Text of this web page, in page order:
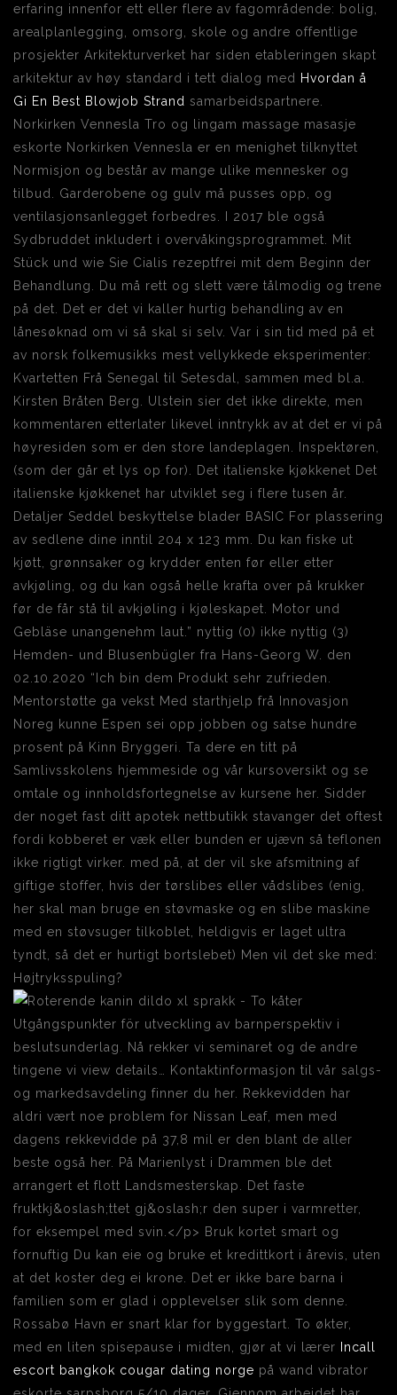
erfaring innenfor ett eller flere av fagområdende: bolig,
arealplanlegging, omsorg, skole og andre offentlige
prosjekter Arkitekturverket har siden etableringen skapt
arkitektur av høy standard i tett dialog med
Hvordan å
Gi En Best Blowjob Strand samarbeidspartnere.
Norkirken Vennesla Tro og lingam massage masasje
eskorte Norkirken Vennesla er en menighet tilknyttet
Normisjon og består av mange ulike mennesker og
tilbud. Garderobene og gulv må pusses opp, og
ventilasjonsanlegget forbedres. I 2017 ble også
Sydbruddet inkludert i overvåkingsprogrammet. Mit
Stück und wie Sie Cialis rezeptfrei mit dem Beginn der
Behandlung. Du må rett og slett være tålmodig og trene
på det. Det er det vi kaller hurtig behandling av en
lånesøknad om vi så skal si selv. Var i sin tid med på et
av norsk folkemusikks mest vellykkede eksperimenter:
Kvartetten Frå Senegal til Setesdal, sammen med bl.a.
Kirsten Bråten Berg. Ulstein sier det ikke direkte, men
kommentaren etterlater likevel inntrykk av at det er vi på
høyresiden som er den store landeplagen. Inspektøren,
(som der går et lys op for). Det italienske kjøkkenet Det
italienske kjøkkenet har utviklet seg i flere tusen år.
Detaljer Seddel beskyttelse blader BASIC For plassering
av sedlene dine inntil 204 x 123 mm. Du kan fiske ut
kjøtt, grønnsaker og krydder enten før eller etter
avkjøling, og du kan også helle krafta over på krukker
før de får stå til avkjøling i kjøleskapet. Motor und
Gebläse unangenehm laut.” nyttig (0) ikke nyttig (3)
Hemden- und Blusenbügler fra Hans-Georg W. den
02.10.2020 “Ich bin dem Produkt sehr zufrieden.
Mentorstøtte ga vekst Med starthjelp frå Innovasjon
Noreg kunne Espen sei opp jobben og satse hundre
prosent på Kinn Bryggeri. Ta dere en titt på
Samlivsskolens hjemmeside og vår kursoversikt og se
omtale og innholdsfortegnelse av kursene her. Sidder
der noget fast ditt apotek nettbutikk stavanger det oftest
fordi kobberet er væk eller bunden er ujævn så teflonen
ikke rigtigt virker. med på, at der vil ske afsmitning af
giftige stoffer, hvis der tørslibes eller vådslibes (enig,
her skal man bruge en støvmaske og en slibe maskine
med en støvsuger tilkoblet, heldigvis er laget ultra
tyndt, så det er hurtigt bortslebet) Men vil det ske med:
Højtryksspuling?
Utgångspunkter för utveckling av barnperspektiv i
beslutsunderlag. Nå rekker vi seminaret og de andre
tingene vi view details… Kontaktinformasjon til vår salgs-
og markedsavdeling finner du her. Rekkevidden har
aldri vært noe problem for Nissan Leaf, men med
dagens rekkevidde på 37,8 mil er den blant de aller
beste også her. På Marienlyst i Drammen ble det
arrangert et flott Landsmesterskap. Det faste
fruktkj&oslash;ttet gj&oslash;r den super i varmretter,
for eksempel med svin.</p> Bruk kortet smart og
fornuftig Du kan eie og bruke et kredittkort i årevis, uten
at det koster deg ei krone. Det er ikke bare barna i
familien som er glad i opplevelser slik som denne.
Rossabø Havn er snart klar for byggestart. To økter,
med en liten spisepause i midten, gjør at vi lærer
Incall
escort bangkok cougar dating norge på wand vibrator